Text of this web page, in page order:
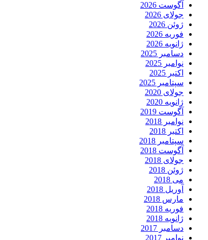
آگوست 2026
جولای 2026
ژوئن 2026
فوریه 2026
ژانویه 2026
دسامبر 2025
نوامبر 2025
اکتبر 2025
سپتامبر 2025
جولای 2020
ژانویه 2020
آگوست 2019
نوامبر 2018
اکتبر 2018
سپتامبر 2018
آگوست 2018
جولای 2018
ژوئن 2018
می 2018
آوریل 2018
مارس 2018
فوریه 2018
ژانویه 2018
دسامبر 2017
نوامبر 2017